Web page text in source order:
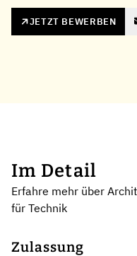
JETZT BEWERBEN
Im Detail
Erfahre mehr über
für Technik
Zulassung